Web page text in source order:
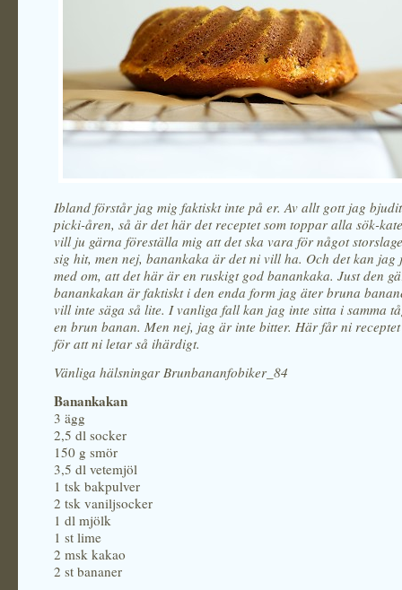
Ibland förstår jag mig faktiskt inte på er. Av allt gott jag
picki-åren, så är det här det receptet som toppar alla sök-
vill ju gärna föreställa mig att det ska vara för något
sig hit, men nej, banankaka är det ni vill ha. Och det kan jag
med om, att det här är en ruskigt god banankaka. Just den
banankakan är faktiskt i den enda form jag äter bruna
vill inte säga så lite. I vanliga fall kan jag inte sitta i samma
en brun banan. Men nej, jag är inte bitter. Här får ni
för att ni letar så ihärdigt.
Vänliga hälsningar Brunbananfobiker_84
Banankakan
3 ägg
2,5 dl socker
150 g smör
3,5 dl vetemjöl
1 tsk bakpulver
2 tsk vaniljsocker
1 dl mjölk
1 st lime
2 msk kakao
2 st bananer